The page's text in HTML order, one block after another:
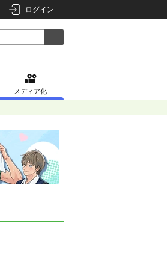
ログイン
メディア化